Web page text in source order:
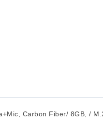
Carbon Fiber/ 8GB, /